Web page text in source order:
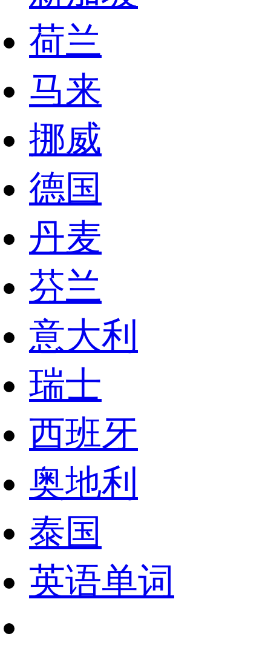
荷兰
马来
挪威
德国
丹麦
芬兰
意大利
瑞士
西班牙
奥地利
泰国
英语单词